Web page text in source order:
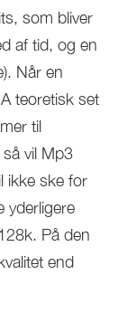
som bliver
af tid, og en
Når en
teoretisk set
til
vil Mp3
ikke ske for
yderligere
På den
end